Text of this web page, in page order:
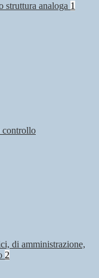
struttura analoga 1
controllo
di amministrazione,
2